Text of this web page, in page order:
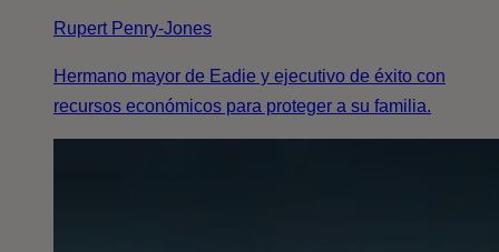
Rupert Penry-Jones
Hermano mayor de Eadie y ejecutivo de éxito con
recursos económicos para proteger a su familia.